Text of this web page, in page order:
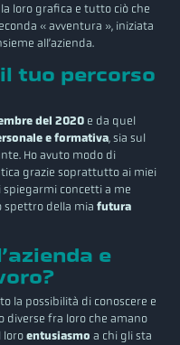
la loro grafica e tutto ciò che
« avventura », iniziata
all’azienda.
tuo percorso
del 2020 e da quel
e formativa, sia sul
Ho avuto modo di
grazie soprattutto ai miei
spiegarmi concetti a me
spettro della miafutura
e
la possibilità di conoscere e
diverse fra loro che amano
loroentusiasmo a chi gli sta